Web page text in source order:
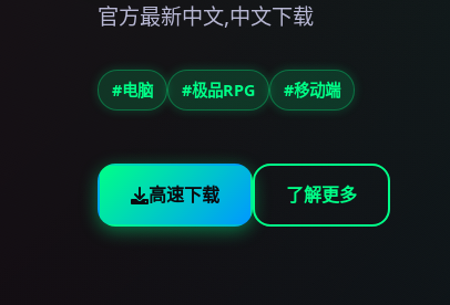
官方最新中文,中文下载
#电脑 #极品RPG #移动端
高速下载 了解更多